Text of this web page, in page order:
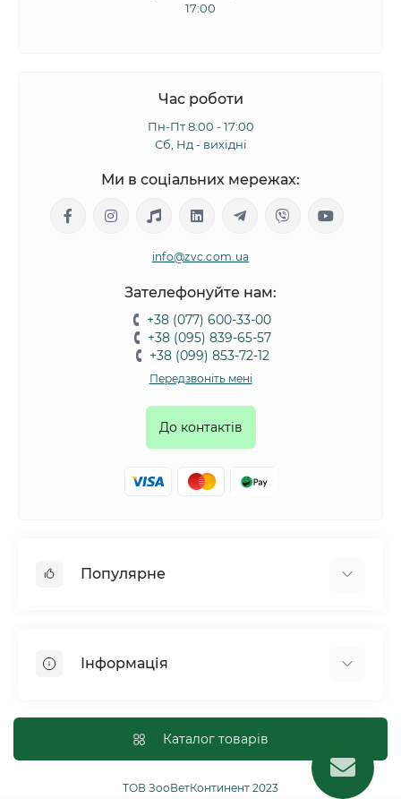
17:00
Час роботи
Пн-Пт 8:00 - 17:00
Сб, Нд - вихідні
Ми в соціальних мережах:
info@zvc.com.ua
Зателефонуйте нам:
+38 (077) 600-33-00
+38 (095) 839-65-57
+38 (099) 853-72-12
Передзвоніть мені
До контактів
Популярне
Птахи
Рептилії
Сільськогосподарські тварини та птахи
Інформація
Оплата і доставка
Політика конфіденційності
Публічна угода
Каталог товарів
ТОВ ЗооВетКонтинент 2023